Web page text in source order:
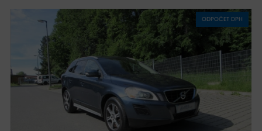
ODPOČET DPH